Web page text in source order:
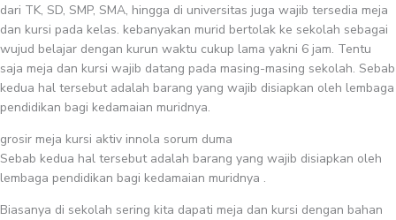
dari TK, SD, SMP, SMA, hingga di universitas juga wajib tersedia meja
dan kursi pada kelas. kebanyakan murid bertolak ke sekolah sebagai
wujud belajar dengan kurun waktu cukup lama yakni 6 jam. Tentu
saja meja dan kursi wajib datang pada masing-masing sekolah. Sebab
kedua hal tersebut adalah barang yang wajib disiapkan oleh lembaga
pendidikan bagi kedamaian muridnya.
grosir meja kursi aktiv innola sorum duma
Sebab kedua hal tersebut adalah barang yang wajib disiapkan oleh
lembaga pendidikan bagi kedamaian muridnya .
Biasanya di sekolah sering kita dapati meja dan kursi dengan bahan